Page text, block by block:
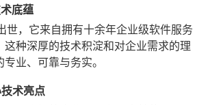
底蕴
世，它来自拥有十余年企业级软件服务
这种深厚的技术积淀和对企业需求的理
业、可靠与务实。
术亮点